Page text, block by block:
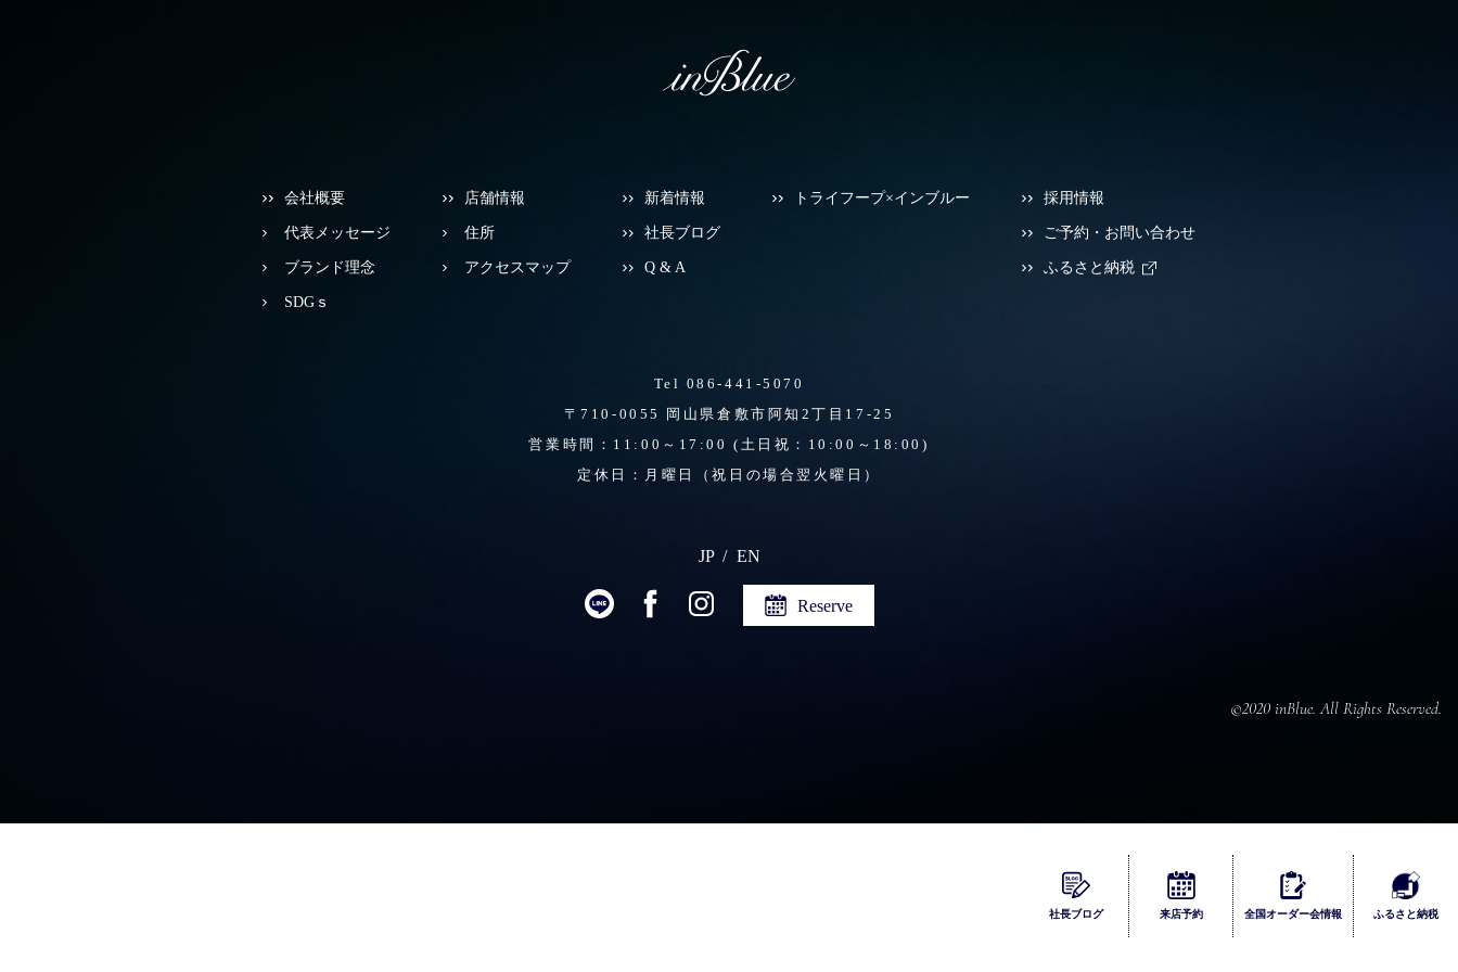
会社概要
代表メッセージ
ブランド理念
SDGｓ
店舗情報
住所
アクセスマップ
新着情報
社長ブログ
Q & A
トライフープ×インブルー 採用情報
ご予約・お問い合わせ
ふるさと納税
Tel 086-441-5070
〒710-0055 岡山県倉敷市阿知2丁目17-25
営業時間：11:00～17:00 (土日祝：10:00～18:00)
定休日：月曜日（祝日の場合翌火曜日）
JP EN
Reserve
©2020 inBlue. All Rights Reserved.
ふるさとチョイス
社長ブログ 来店予約 全国オーダー会情報 ふるさと納税